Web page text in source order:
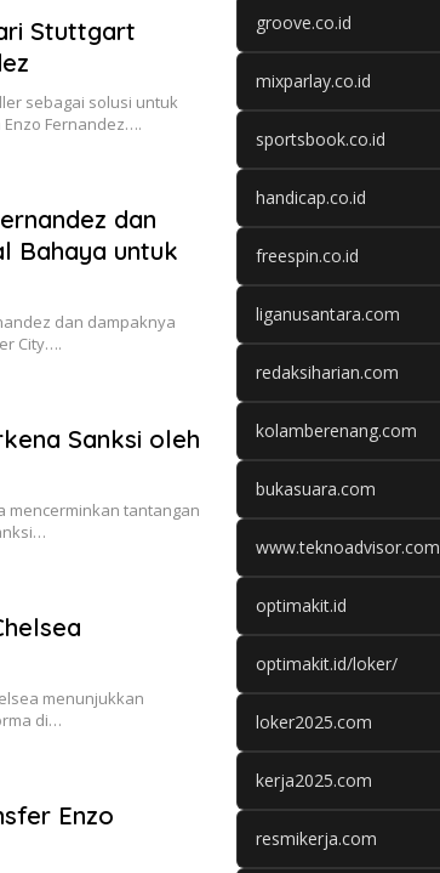
Stuttgart
sebagai solusi untuk
Fernandez….
dan
Bahaya untuk
dan dampaknya
City….
Sanksi oleh
mencerminkan tantangan
menunjukkan
di…
Enzo
groove.co.id
mixparlay.co.id
sportsbook.co.id
handicap.co.id
freespin.co.id
liganusantara.com
redaksiharian.com
kolamberenang.com
bukasuara.com
www.teknoadvisor.com
optimakit.id
optimakit.id/loker/
loker2025.com
kerja2025.com
resmikerja.com